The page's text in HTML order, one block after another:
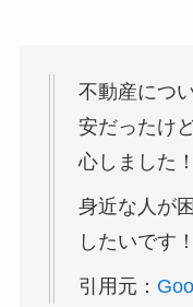
不動産につ
安だったけ
心しました！
身近な人が
したいです！
引用元：